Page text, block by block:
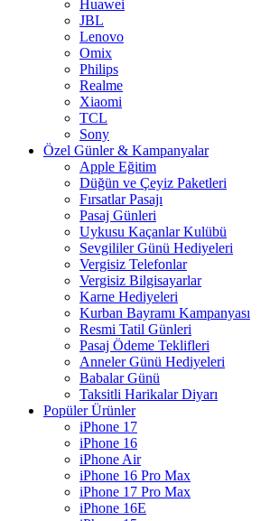
Huawei
JBL
Lenovo
Omix
Philips
Realme
Xiaomi
TCL
Sony
Özel Günler & Kampanyalar
Apple Eğitim
Düğün ve Çeyiz Paketleri
Fırsatlar Pasajı
Pasaj Günleri
Uykusu Kaçanlar Kulübü
Sevgililer Günü Hediyeleri
Vergisiz Telefonlar
Vergisiz Bilgisayarlar
Karne Hediyeleri
Kurban Bayramı Kampanyası
Resmi Tatil Günleri
Pasaj Ödeme Teklifleri
Anneler Günü Hediyeleri
Babalar Günü
Taksitli Harikalar Diyarı
Popüler Ürünler
iPhone 17
iPhone 16
iPhone Air
iPhone 16 Pro Max
iPhone 17 Pro Max
iPhone 16E